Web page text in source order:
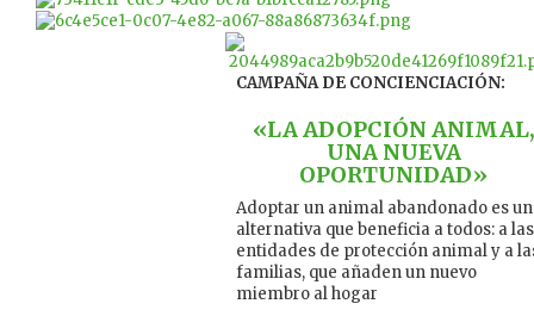
CAMPAÑA DE CONCIENCIACIÓN:
«LA ADOPCIÓN ANIMAL,
UNA NUEVA
OPORTUNIDAD»
Adoptar un animal abandonado es
alternativa que beneficia a todos: a las
entidades de protección animal y a
familias, que añaden un nuevo
miembro al hogar